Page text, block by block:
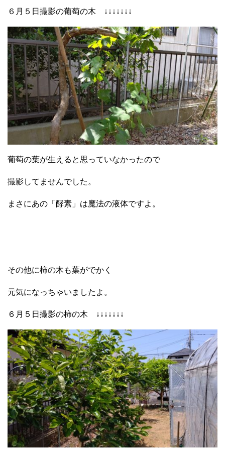
６月５日撮影の葡萄の木 ↓↓↓↓↓↓↓
葡萄の葉が生えると思っていなかったので
撮影してませんでした。
まさにあの「酵素」は魔法の液体ですよ。
その他に柿の木も葉がでかく
元気になっちゃいましたよ。
６月５日撮影の柿の木 ↓↓↓↓↓↓↓